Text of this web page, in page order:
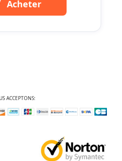
Acheter
ACCEPTONS: